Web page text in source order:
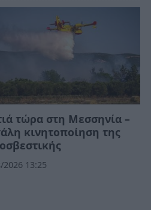
τώρα στη Μεσσηνία –
κινητοποίηση της
2026 13:25